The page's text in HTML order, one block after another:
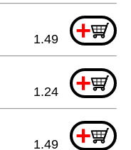
+
1.49
+
1.24
+
1.49